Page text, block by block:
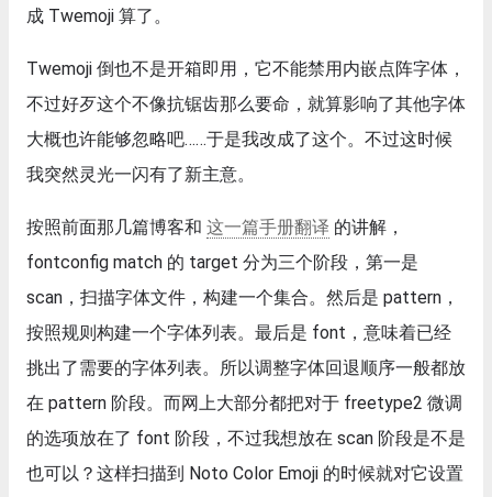
成 Twemoji 算了。
Twemoji 倒也不是开箱即用，它不能禁用内嵌点阵字体，
不过好歹这个不像抗锯齿那么要命，就算影响了其他字体
大概也许能够忽略吧……于是我改成了这个。不过这时候
我突然灵光一闪有了新主意。
按照前面那几篇博客和 这一篇手册翻译 的讲解，
fontconfig match 的 target 分为三个阶段，第一是
scan，扫描字体文件，构建一个集合。然后是 pattern，
按照规则构建一个字体列表。最后是 font，意味着已经
挑出了需要的字体列表。所以调整字体回退顺序一般都放
在 pattern 阶段。而网上大部分都把对于 freetype2 微调
的选项放在了 font 阶段，不过我想放在 scan 阶段是不是
也可以？这样扫描到 Noto Color Emoji 的时候就对它设置